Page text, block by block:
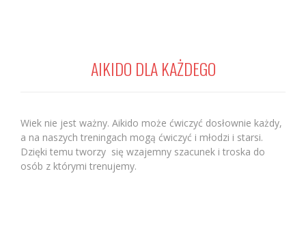
AIKIDO DLA KAŻDEGO
Wiek nie jest ważny. Aikido może ćwiczyć dosłownie każdy,
a na naszych treningach mogą ćwiczyć i młodzi i starsi.
Dzięki temu tworzy się wzajemny szacunek i troska do
osób z którymi trenujemy.